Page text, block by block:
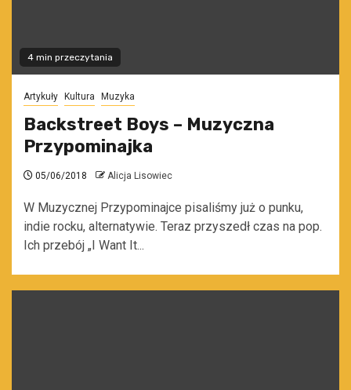
4 min przeczytania
Artykuły Kultura Muzyka
Backstreet Boys – Muzyczna
Przypominajka
05/06/2018 Alicja Lisowiec
W Muzycznej Przypominajce pisaliśmy już o punku,
indie rocku, alternatywie. Teraz przyszedł czas na pop.
Ich przebój „I Want It...